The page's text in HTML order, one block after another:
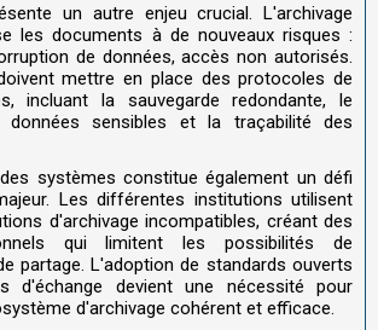
un autre enjeu crucial. L'archivage
les documents à de nouveaux risques :
de données, accès non autorisés.
mettre en place des protocoles de
incluant la sauvegarde redondante, le
données sensibles et la traçabilité des
systèmes constitue également un défi
Les différentes institutions utilisent
d'archivage incompatibles, créant des
qui limitent les possibilités de
partage. L'adoption de standards ouverts
d'échange devient une nécessité pour
d'archivage cohérent et efficace.